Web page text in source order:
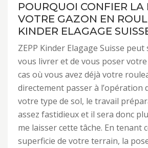
POURQUOI CONFIER LA
VOTRE GAZON EN
KINDER ELAGAGE
ZEPP Kinder Elagage Suisse peut
vous livrer et de vous poser
cas où vous avez déjà votre
directement passer à l’opération
votre type de sol, le travail
assez fastidieux et il sera donc
me laisser cette tâche. En tenant
superficie de votre terrain, la